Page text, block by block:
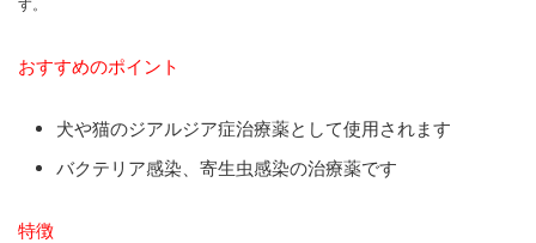
す。
おすすめのポイント
犬や猫のジアルジア症治療薬として使用されます
バクテリア感染、寄生虫感染の治療薬です
特徴